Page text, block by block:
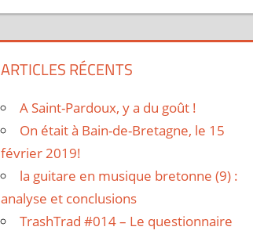
ARTICLES RÉCENTS
A Saint-Pardoux, y a du goût !
On était à Bain-de-Bretagne, le 15
février 2019!
la guitare en musique bretonne (9) :
analyse et conclusions
TrashTrad #014 – Le questionnaire